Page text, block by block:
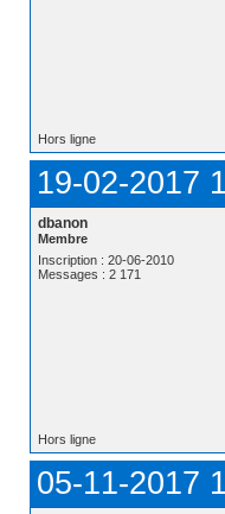
Hors ligne
19-02-2017
dbanon
Membre
Inscription : 20-06-2010
Messages : 2 171
Hors ligne
05-11-2017